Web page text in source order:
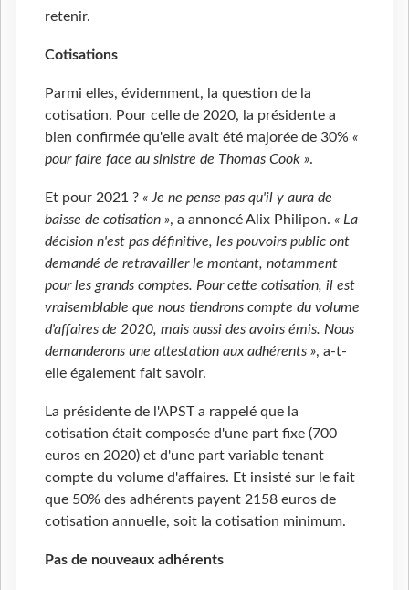
retenir.
Cotisations
Parmi elles, évidemment, la question de la
cotisation. Pour celle de 2020, la présidente a
bien confirmée qu'elle avait été majorée de 30% «
pour faire face au sinistre de Thomas Cook ».
Et pour 2021 ? « Je ne pense pas qu'il y aura de
baisse de cotisation », a annoncé Alix Philipon. « La
décision n'est pas définitive, les pouvoirs public ont
demandé de retravailler le montant, notamment
pour les grands comptes. Pour cette cotisation, il est
vraisemblable que nous tiendrons compte du volume
d'affaires de 2020, mais aussi des avoirs émis. Nous
demanderons une attestation aux adhérents », a-t-
elle également fait savoir.
La présidente de l'APST a rappelé que la
cotisation était composée d'une part fixe (700
euros en 2020) et d'une part variable tenant
compte du volume d'affaires. Et insisté sur le fait
que 50% des adhérents payent 2158 euros de
cotisation annuelle, soit la cotisation minimum.
Pas de nouveaux adhérents